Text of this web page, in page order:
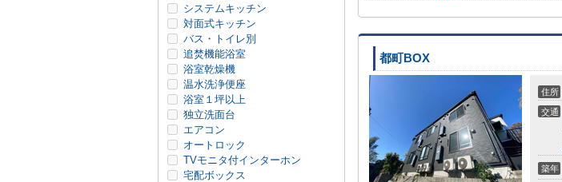
都町BOX
住所
交通
築年
システムキッチン
対面式キッチン
バス・トイレ別
追焚機能浴室
浴室乾燥機
温水洗浄便座
浴室１坪以上
独立洗面台
エアコン
オートロック
TVモニタ付インターホン
宅配ボックス